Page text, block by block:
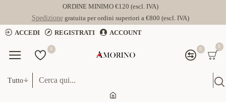
ORDINE MINIMO €120 (escl. IVA)
Spedizionegratuita per ordini superiori a €800 (escl. IVA)
ACCEDI
REGISTRATI ACCOUNT
0 0 0
Tutto